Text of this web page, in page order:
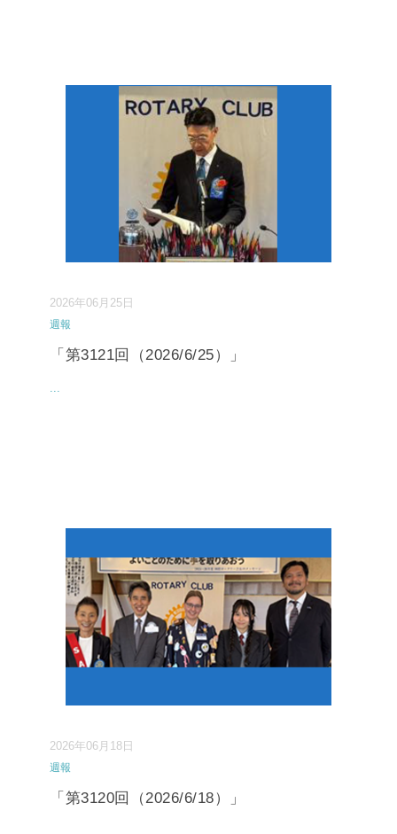
2026年06月25日
週報
「第3121回（2026/6/25）」
...
2026年06月18日
週報
「第3120回（2026/6/18）」